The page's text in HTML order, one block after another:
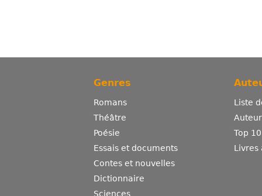
Genres
Romans
Théâtre
Poésie
Essais et documents
Contes et nouvelles
Dictionnaire
Sciences
Liste
Top
Livres